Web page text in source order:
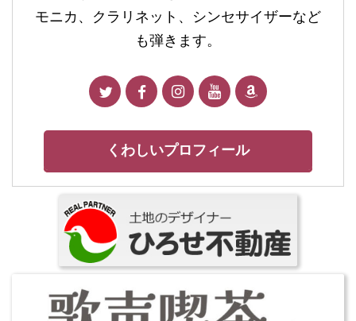
モニカ、クラリネット、シンセサイザーなど
も弾きます。
くわしいプロフィール